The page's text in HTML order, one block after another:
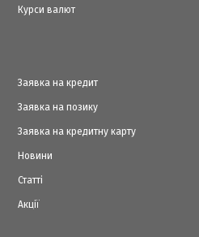
Курси валют
Заявка на кредит
Заявка на позику
Заявка на кредитну карту
Новини
Статті
Акції